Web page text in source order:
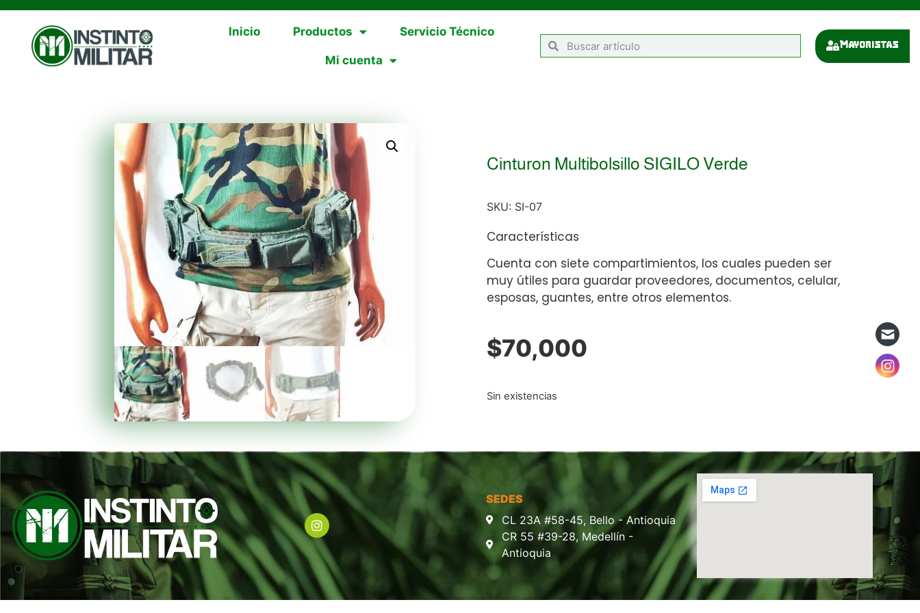
Inicio Productos Servicio Técnico
Mi cuenta
Mayoristas
Cinturon Multibolsillo SIGILO Verde
SKU: SI-07
Características
Cuenta con siete compartimientos, los cuales pueden ser
muy útiles para guardar proveedores, documentos, celular,
esposas, guantes, entre otros elementos.
$70,000
Sin existencias
SEDES
CL 23A #58-45, Bello - Antioquia
CR 55 #39-28, Medellín -
Antioquia